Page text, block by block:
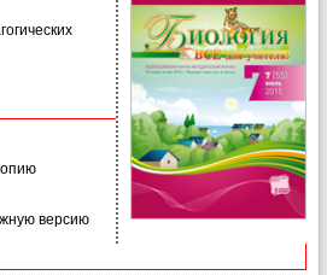
версию